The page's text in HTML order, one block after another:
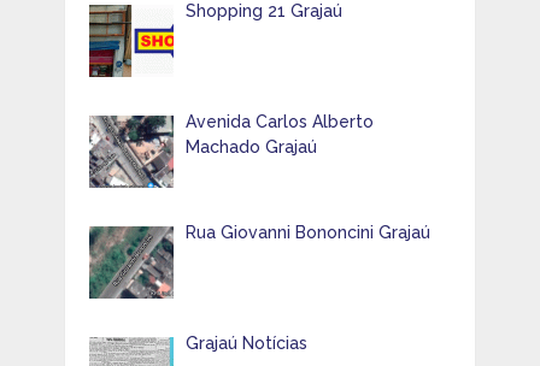
Shopping 21 Grajaú
Avenida Carlos Alberto
Machado Grajaú
Rua Giovanni Bononcini Grajaú
Grajaú Notícias